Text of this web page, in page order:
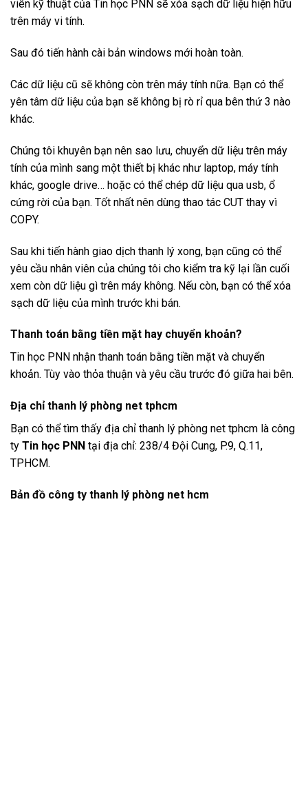
viên kỹ thuật của Tin học PNN sẽ xóa sạch dữ liệu hiện hữu
trên máy vi tính.
Sau đó tiến hành cài bản windows mới hoàn toàn.
Các dữ liệu cũ sẽ không còn trên máy tính nữa. Bạn có thể
yên tâm dữ liệu của bạn sẽ không bị rò rỉ qua bên thứ 3 nào
khác.
Chúng tôi khuyên bạn nên sao lưu, chuyển dữ liệu trên máy
tính của mình sang một thiết bị khác như laptop, máy tính
khác, google drive… hoặc có thể chép dữ liệu qua usb, ổ
cứng rời của bạn. Tốt nhất nên dùng thao tác CUT thay vì
COPY.
Sau khi tiến hành giao dịch thanh lý xong, bạn cũng có thể
yêu cầu nhân viên của chúng tôi cho kiểm tra kỹ lại lần cuối
xem còn dữ liệu gì trên máy không. Nếu còn, bạn có thể xóa
sạch dữ liệu của mình trước khi bán.
Thanh toán bằng tiền mặt hay chuyển khoản?
Tin học PNN nhận thanh toán bằng tiền mặt và chuyển
khoản. Tùy vào thỏa thuận và yêu cầu trước đó giữa hai bên.
Địa chỉ thanh lý phòng net tphcm
Bạn có thể tìm thấy địa chỉ thanh lý phòng net tphcm là công
ty Tin học PNN tại địa chỉ: 238/4 Đội Cung, P.9, Q.11,
TPHCM.
Bản đồ công ty thanh lý phòng net hcm